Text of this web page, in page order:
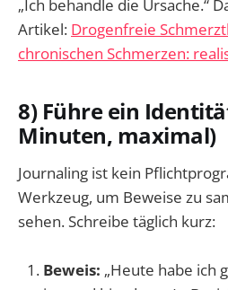
„Ich behandle die Ursache.“
Artikel: Drogenfreie
chronischen Schmerzen:
8) Führe ein
Minuten, maximal)
Journaling ist kein
Werkzeug, um Beweise zu
sehen. Schreibe täglich kurz:
Beweis: „Heute habe ich